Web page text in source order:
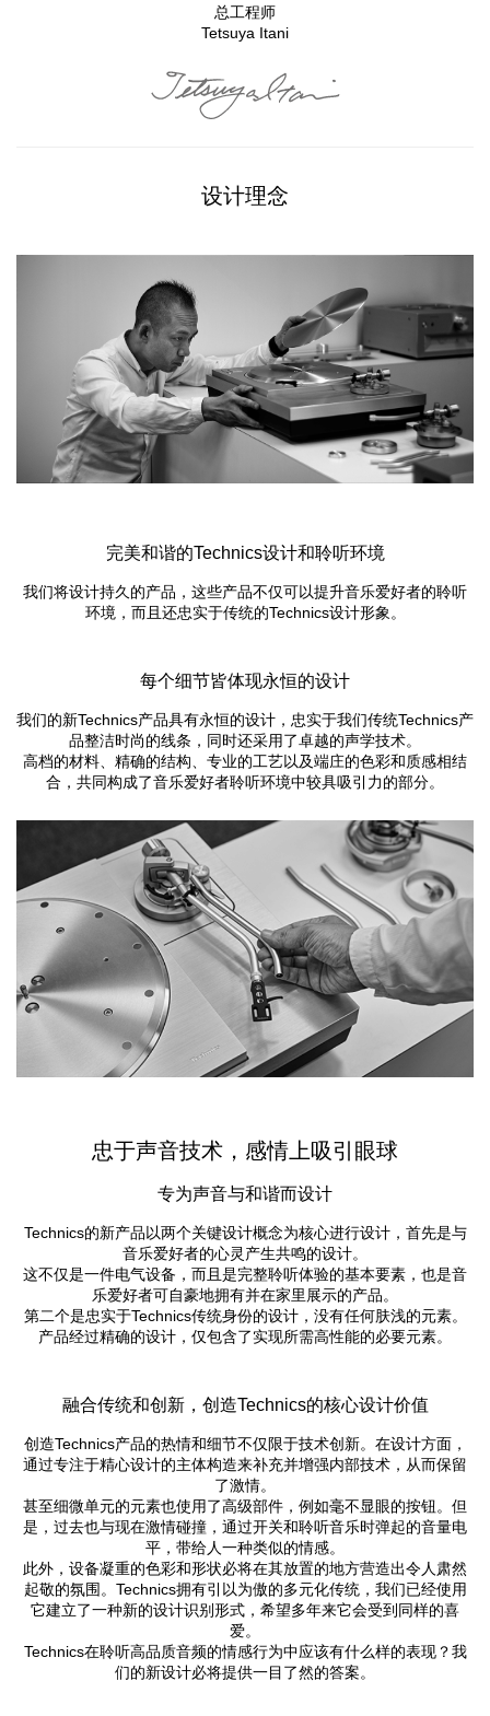
总工程师
Tetsuya Itani
设计理念
完美和谐的Technics设计和聆听环境
我们将设计持久的产品，这些产品不仅可以提升音乐爱好者的聆听
环境，而且还忠实于传统的Technics设计形象。
每个细节皆体现永恒的设计
我们的新Technics产品具有永恒的设计，忠实于我们传统Technics产
品整洁时尚的线条，同时还采用了卓越的声学技术。
高档的材料、精确的结构、专业的工艺以及端庄的色彩和质感相结
合，共同构成了音乐爱好者聆听环境中较具吸引力的部分。
忠于声音技术，感情上吸引眼球
专为声音与和谐而设计
Technics的新产品以两个关键设计概念为核心进行设计，首先是与
音乐爱好者的心灵产生共鸣的设计。
这不仅是一件电气设备，而且是完整聆听体验的基本要素，也是音
乐爱好者可自豪地拥有并在家里展示的产品。
第二个是忠实于Technics传统身份的设计，没有任何肤浅的元素。
产品经过精确的设计，仅包含了实现所需高性能的必要元素。
融合传统和创新，创造Technics的核心设计价值
创造Technics产品的热情和细节不仅限于技术创新。在设计方面，
通过专注于精心设计的主体构造来补充并增强内部技术，从而保留
了激情。
甚至细微单元的元素也使用了高级部件，例如毫不显眼的按钮。但
是，过去也与现在激情碰撞，通过开关和聆听音乐时弹起的音量电
平，带给人一种类似的情感。
此外，设备凝重的色彩和形状必将在其放置的地方营造出令人肃然
起敬的氛围。Technics拥有引以为傲的多元化传统，我们已经使用
它建立了一种新的设计识别形式，希望多年来它会受到同样的喜
爱。
Technics在聆听高品质音频的情感行为中应该有什么样的表现？我
们的新设计必将提供一目了然的答案。